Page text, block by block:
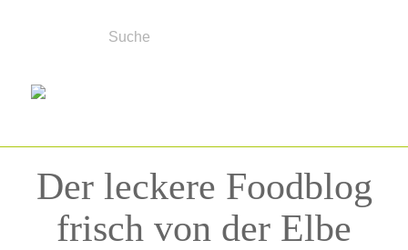
Der leckere Foodblog
frisch von der Elbe